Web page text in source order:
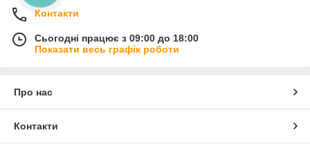
Контакти
Сьогодні працює з 09:00 до 18:00
Показати весь графік роботи
Про нас
Контакти